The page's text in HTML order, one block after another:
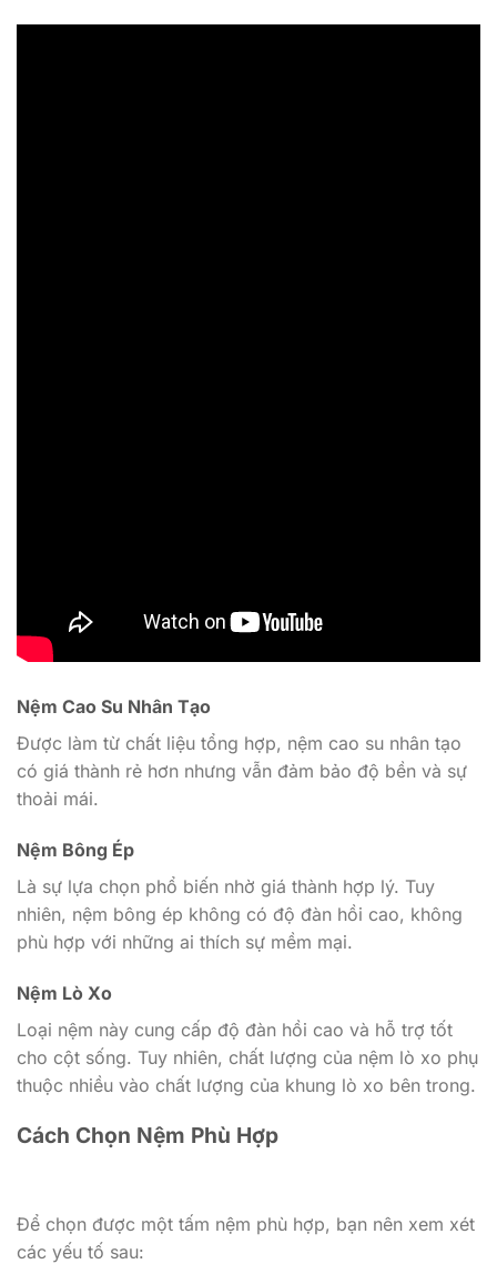
Nệm Cao Su Nhân Tạo
Được làm từ chất liệu tổng hợp, nệm cao su nhân tạo
có giá thành rẻ hơn nhưng vẫn đảm bảo độ bền và sự
thoải mái.
Nệm Bông Ép
Là sự lựa chọn phổ biến nhờ giá thành hợp lý. Tuy
nhiên, nệm bông ép không có độ đàn hồi cao, không
phù hợp với những ai thích sự mềm mại.
Nệm Lò Xo
Loại nệm này cung cấp độ đàn hồi cao và hỗ trợ tốt
cho cột sống. Tuy nhiên, chất lượng của nệm lò xo phụ
thuộc nhiều vào chất lượng của khung lò xo bên trong.
Cách Chọn Nệm Phù Hợp
Để chọn được một tấm nệm phù hợp, bạn nên xem xét
các yếu tố sau: